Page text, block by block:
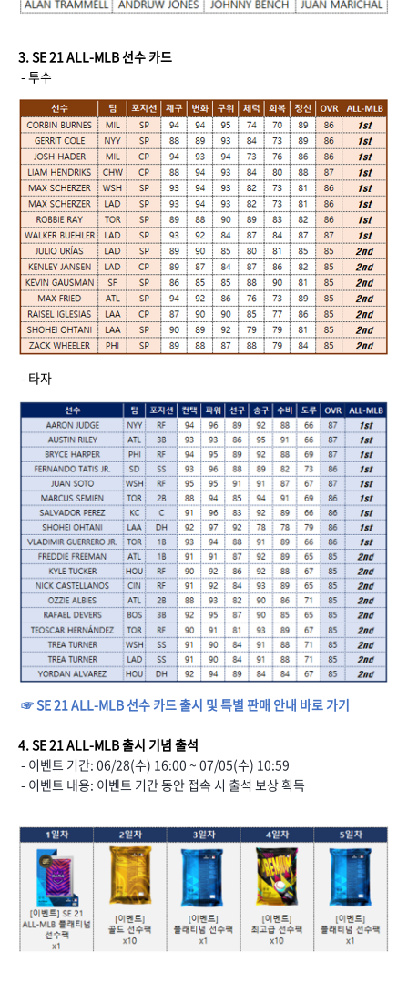
3. SE 21 ALL-MLB 선수 카드
- 투수
- 타자
☞ SE 21 ALL-MLB 선수 카드 출시 및 특별 판매 안내 바로 가기
4. SE 21 ALL-MLB 출시 기념 출석
- 이벤트 기간: 06/28(수) 16:00 ~ 07/05(수) 10:59
- 이벤트 내용: 이벤트 기간 동안 접속 시 출석 보상 획득